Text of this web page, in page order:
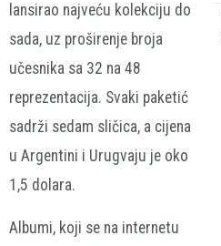
lansirao najveću kolekciju do
sada, uz proširenje broja
učesnika sa 32 na 48
reprezentacija. Svaki paketić
sadrži sedam sličica, a cijena
u Argentini i Urugvaju je oko
1,5 dolara.
Albumi, koji se na internetu